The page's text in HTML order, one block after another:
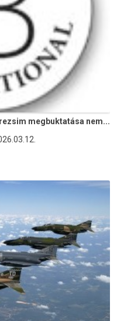
megbuktatása nem...